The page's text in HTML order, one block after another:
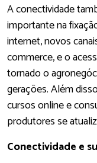
A conectividade
importante na
internet, novos
commerce, e o
tornado o
gerações. Além
cursos online e
produtores se
Conectividade e